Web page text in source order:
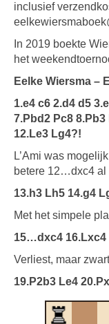
inclusief
In 2019 boekte
het
Eelke Wiersma –
1.e4 c6 2.d4 d5
7.Pbd2 Pc8 8.Pb3
12.Le3 Lg4?!
L’Ami was
betere 12…dxc4 al
13.h3 Lh5 14.g4
Met het simpele
15…dxc4 16.Lxc4
Verliest, maar
19.P2b3 Le4